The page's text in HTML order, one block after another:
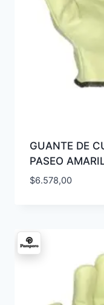
GUANTE DE
PASEO
$6.578,00